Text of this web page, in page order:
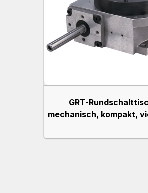
GRT-
mechanisch, kompakt,